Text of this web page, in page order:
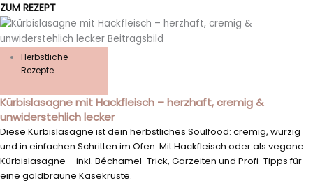
ZUM REZEPT
Herbstliche
Rezepte
Kürbislasagne mit Hackfleisch – herzhaft, cremig &
unwiderstehlich lecker
Diese Kürbislasagne ist dein herbstliches Soulfood: cremig, würzig
und in einfachen Schritten im Ofen. Mit Hackfleisch oder als vegane
Kürbislasagne – inkl. Béchamel-Trick, Garzeiten und Profi-Tipps für
eine goldbraune Käsekruste.